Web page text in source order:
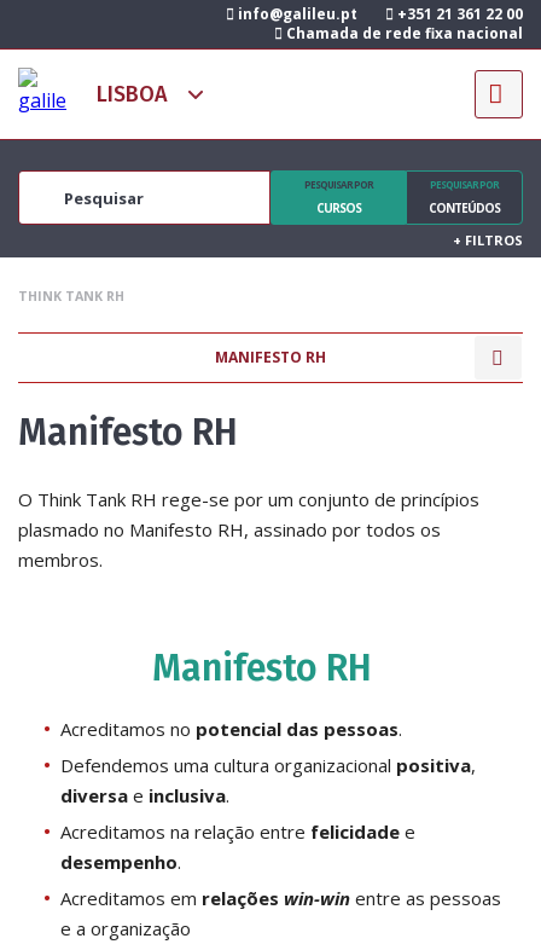
info@galileu.pt
+351 21 361 22 00
Chamada de rede fixa nacional
PESQUISAR POR
CURSOS
PESQUISAR POR
CONTEÚDOS
+ FILTROS
THINK TANK RH
MANIFESTO RH
Manifesto RH
O Think Tank RH rege-se por um conjunto de princípios
plasmado no Manifesto RH, assinado por todos os
membros.
Manifesto RH
Acreditamos no potencial das pessoas.
Defendemos uma cultura organizacional positiva,
diversa e inclusiva.
Acreditamos na relação entre felicidade e
desempenho.
Acreditamos em relações win-win entre as pessoas
e a organização